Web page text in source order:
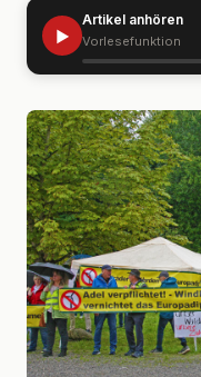
▶
Artikel anhören
Vorlesefunktion